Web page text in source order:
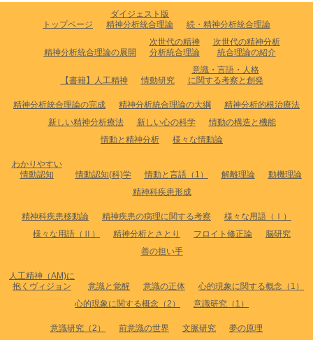
トップページ
ダイジェスト版
精神分析統合理論
続・精神分析統合理論
精神分析統合理論の展開
次世代の精神
分析統合理論
次世代の精神分析
統合理論の紹介
【書籍】人工精神 情動研究
意識・言語・人格
に関する考察と創発
精神分析統合理論の完成 精神分析統合理論の大綱
精神分析的根治療法
新しい精神分析療法
新しい心の科学
情動の構造と機能
情動と精神分析
様々な情動論
わかりやすい
情動認知
情動認知(科)学 情動と言語（1） 解離理論
動機理論
精神科疾患形成
精神科疾患移動論 精神疾患の病理に関する考察
様々な用語（Ⅰ）
様々な用語（Ⅱ）
精神分析とさとり フロイト修正論
脳研究
善の担い手
人工精神（AM)に
抱くヴィジョン
意識と覚醒 意識の正体
心的現象に関する概念（1）
心的現象に関する概念（2）
意識研究（1）
意識研究（2） 前意識の世界 文脈研究 夢の原理